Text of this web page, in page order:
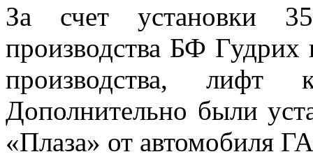
За счет установки
производства БФ Гудрих
производства,
Дополнительно были
«Плаза» от автомобиля